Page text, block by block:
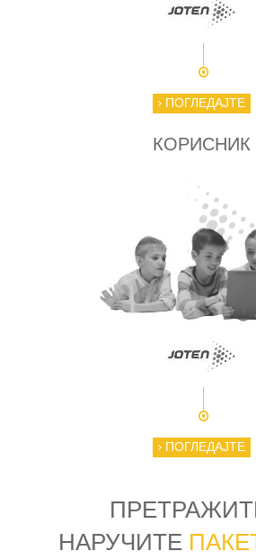
ПОГЛЕДАЈТЕ
КОРИСНИК
ПОГЛЕДАЈТЕ
НАРУЧИТЕ